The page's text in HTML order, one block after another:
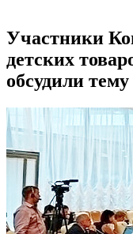
Участники
детских
обсудили